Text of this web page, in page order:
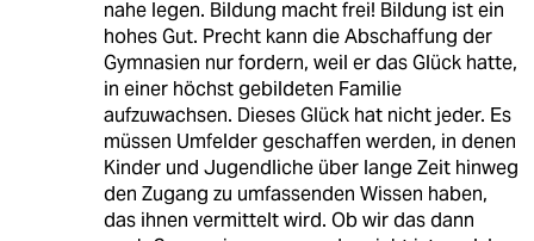
nahe legen. Bildung macht frei! Bildung ist ein
hohes Gut. Precht kann die Abschaffung der
Gymnasien nur fordern, weil er das Glück hatte,
in einer höchst gebildeten Familie
aufzuwachsen. Dieses Glück hat nicht jeder. Es
müssen Umfelder geschaffen werden, in denen
Kinder und Jugendliche über lange Zeit hinweg
den Zugang zu umfassenden Wissen haben,
das ihnen vermittelt wird. Ob wir das dann